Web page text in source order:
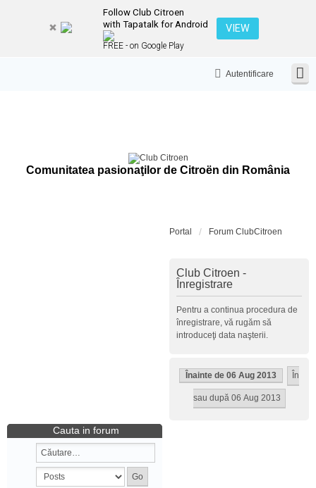
Follow Club Citroen
with Tapatalk for Android
FREE - on Google Play
VIEW
Autentificare
Comunitatea pasionaţilor de Citroën din România
Portal Forum ClubCitroen
Club Citroen -
Înregistrare
Pentru a continua procedura de
înregistrare, vă rugăm să
introduceţi data naşterii.
Înainte de 06 Aug 2013 În
sau după 06 Aug 2013
Cauta in forum